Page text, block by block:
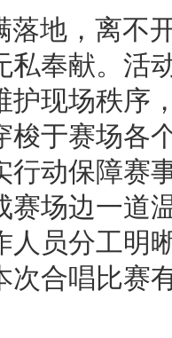
落地，离不
私奉献。活
护现场秩序
梭于赛场各
行动保障赛
赛场边一道
人员分工明
次合唱比赛